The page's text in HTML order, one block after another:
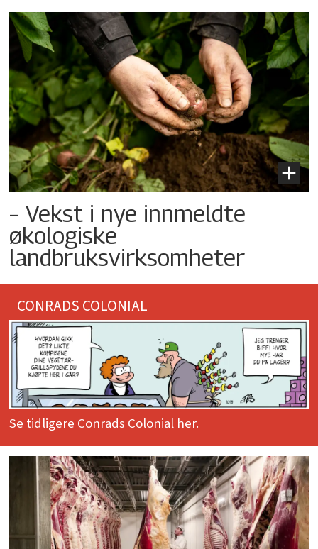
– Vekst i nye innmeldte
økologiske
landbruksvirksomheter
CONRADS COLONIAL
Se tidligere Conrads Colonial her.